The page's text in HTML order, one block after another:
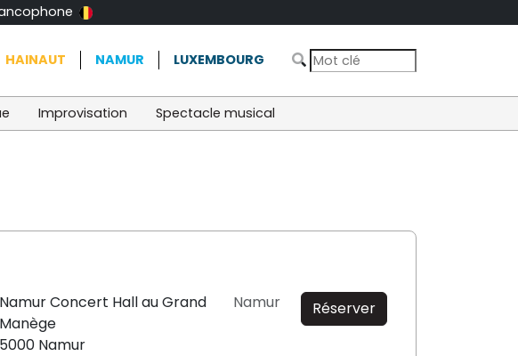
HAINAUT NAMUR LUXEMBOURG
Improvisation Spectacle musical
Namur Concert Hall au Grand
Manège
5000 Namur
Namur Réserver